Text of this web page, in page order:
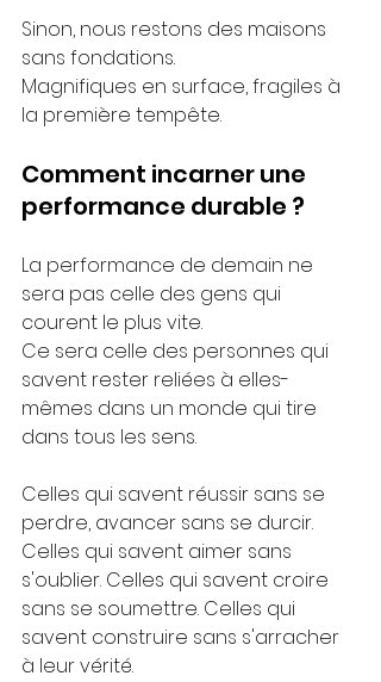
Sinon, nous restons des maisons
sans fondations.
Magnifiques en surface, fragiles à
la première tempête.
Comment incarner une
performance durable ?
La performance de demain ne
sera pas celle des gens qui
courent le plus vite.
Ce sera celle des personnes qui
savent rester reliées à elles-
mêmes dans un monde qui tire
dans tous les sens.
Celles qui savent réussir sans se
perdre, avancer sans se durcir.
Celles qui savent aimer sans
s'oublier. Celles qui savent croire
sans se soumettre. Celles qui
savent construire sans s'arracher
à leur vérité.